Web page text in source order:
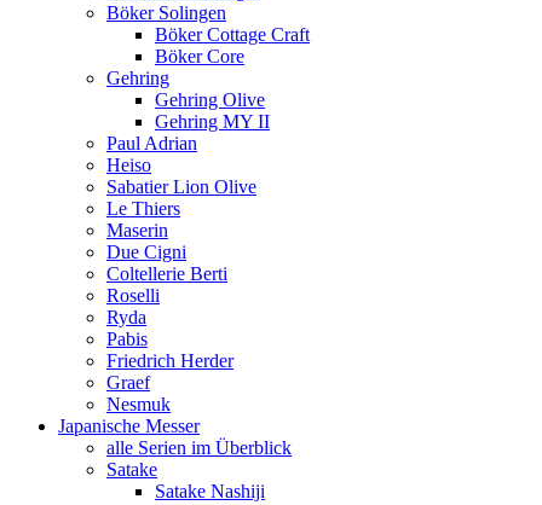
Böker Solingen
Böker Cottage Craft
Böker Core
Gehring
Gehring Olive
Gehring MY II
Paul Adrian
Heiso
Sabatier Lion Olive
Le Thiers
Maserin
Due Cigni
Coltellerie Berti
Roselli
Ryda
Pabis
Friedrich Herder
Graef
Nesmuk
Japanische Messer
alle Serien im Überblick
Satake
Satake Nashiji